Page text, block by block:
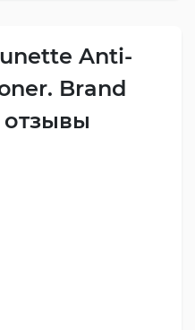
Anti-
Brand